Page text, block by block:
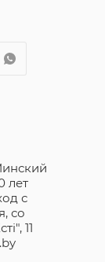
лет
с
со
11